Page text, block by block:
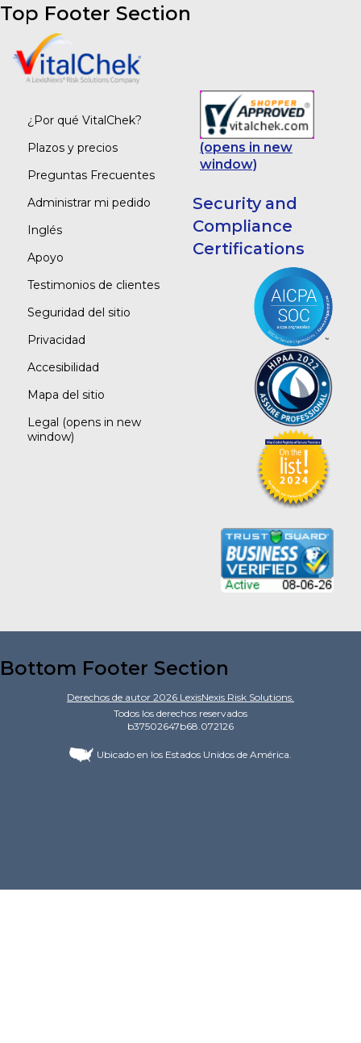
Top Footer Section
¿Por qué VitalChek?
Plazos y precios
Preguntas Frecuentes
Administrar mi pedido
Inglés
Apoyo
Testimonios de clientes
Seguridad del sitio
Privacidad
Accesibilidad
Mapa del sitio
Legal (opens in new
window)
(opens in new
window)
Security and
Compliance
Certifications
Bottom Footer Section
Derechos de autor 2026 LexisNexis Risk Solutions.
Todos los derechos reservados
b37502647b68.072126
Ubicado en los Estados Unidos de América.